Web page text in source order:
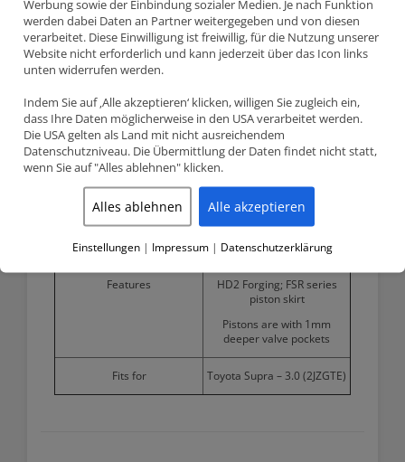
Stroke 86.00mm
Wiseco compression ratio
OEM compression ratio (CR) 8.5:1
Dome volume (CC) -5.3cm3
22mm
Features
HD2 Forging; FSR series
piston skirt
Pistons are with 1mm
deeper valve pockets
Fits for Toyota Supra – 3.0 (2JZGTE)
Werbung sowie der Einbindung sozialer Medien. Je nach Funktion
werden dabei Daten an Partner weitergegeben und von diesen
verarbeitet. Diese Einwilligung ist freiwillig, für die Nutzung unserer
Website nicht erforderlich und kann jederzeit über das Icon links
unten widerrufen werden.
Indem Sie auf ‚Alle akzeptieren‘ klicken, willigen Sie zugleich ein,
dass Ihre Daten möglicherweise in den USA verarbeitet werden.
Die USA gelten als Land mit nicht ausreichendem
Datenschutzniveau. Die Übermittlung der Daten findet nicht statt,
wenn Sie auf "Alles ablehnen" klicken.
Alles ablehnen Alle akzeptieren
Einstellungen | Impressum | Datenschutzerklärung